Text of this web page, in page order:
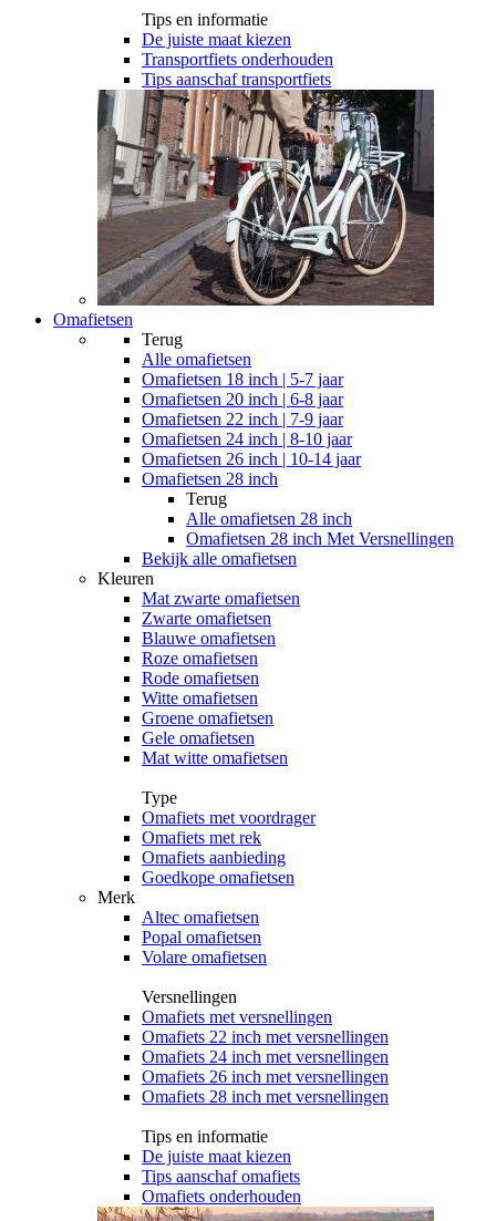
Tips en informatie
De juiste maat kiezen
Transportfiets onderhouden
Tips aanschaf transportfiets
Omafietsen
Terug
Alle omafietsen
Omafietsen 18 inch | 5-7 jaar
Omafietsen 20 inch | 6-8 jaar
Omafietsen 22 inch | 7-9 jaar
Omafietsen 24 inch | 8-10 jaar
Omafietsen 26 inch | 10-14 jaar
Omafietsen 28 inch
Terug
Alle omafietsen 28 inch
Omafietsen 28 inch Met Versnellingen
Bekijk alle omafietsen
Kleuren
Mat zwarte omafietsen
Zwarte omafietsen
Blauwe omafietsen
Roze omafietsen
Rode omafietsen
Witte omafietsen
Groene omafietsen
Gele omafietsen
Mat witte omafietsen
Type
Omafiets met voordrager
Omafiets met rek
Omafiets aanbieding
Goedkope omafietsen
Merk
Altec omafietsen
Popal omafietsen
Volare omafietsen
Versnellingen
Omafiets met versnellingen
Omafiets 22 inch met versnellingen
Omafiets 24 inch met versnellingen
Omafiets 26 inch met versnellingen
Omafiets 28 inch met versnellingen
Tips en informatie
De juiste maat kiezen
Tips aanschaf omafiets
Omafiets onderhouden